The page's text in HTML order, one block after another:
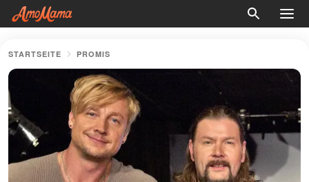
STARTSEITE PROMIS